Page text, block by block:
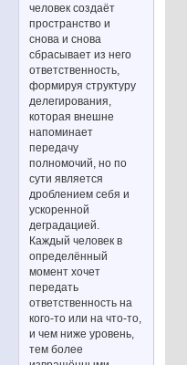
человек создаёт
пространство и
снова и снова
сбрасывает из него
ответственность,
формируя структуру
делегирования,
которая внешне
напоминает
передачу
полномочий, но по
сути является
дроблением себя и
ускоренной
деградацией.
Каждый человек в
определённый
момент хочет
передать
ответственность на
кого-то или на что-то,
и чем ниже уровень,
тем более